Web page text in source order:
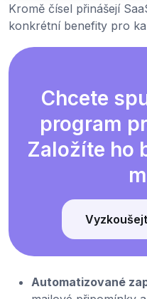
Kromě čísel přinášejí
konkrétní benefity pro
Chcete
program
Založíte ho
Automatizované